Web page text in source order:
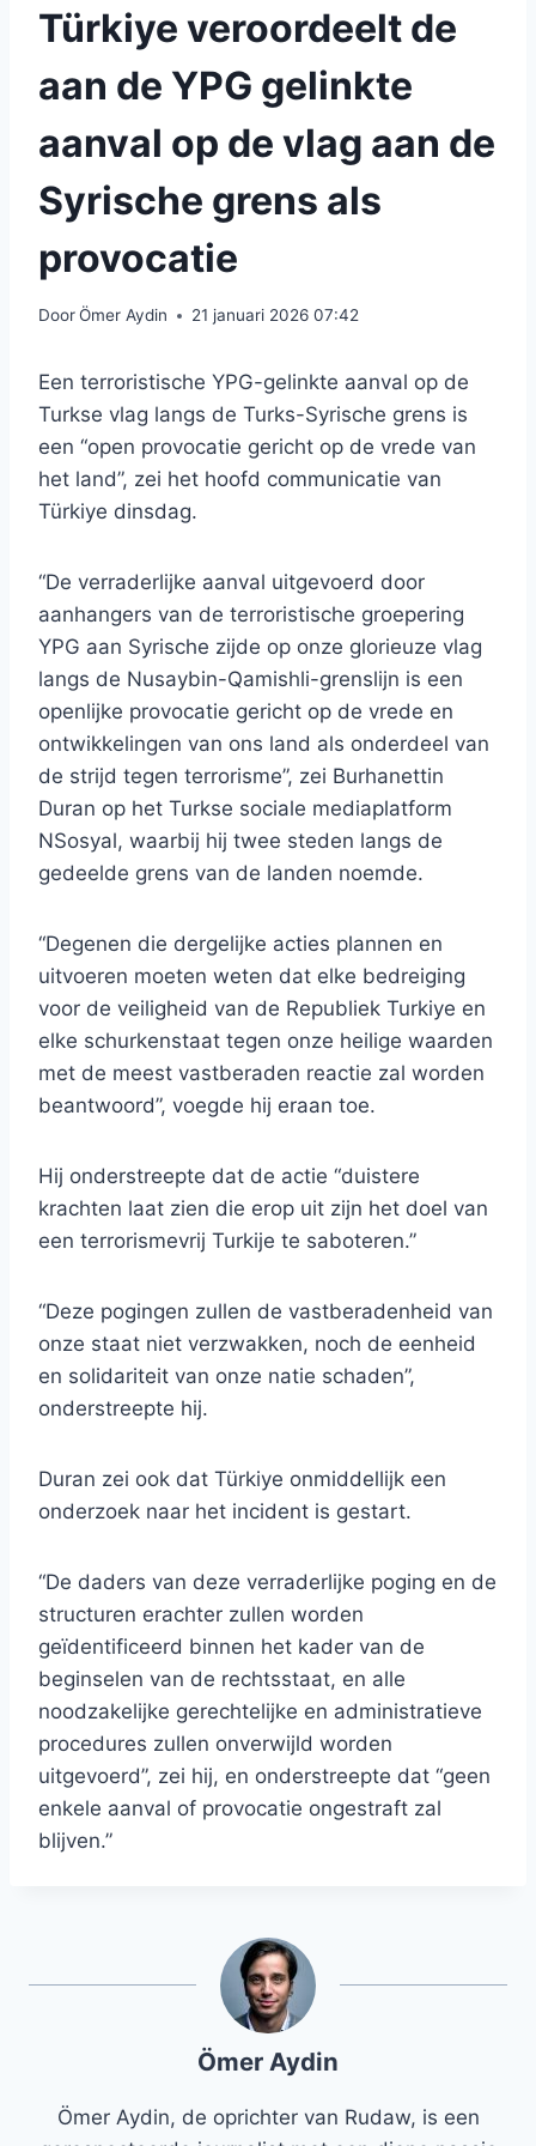
Türkiye veroordeelt de
aan de YPG gelinkte
aanval op de vlag aan de
Syrische grens als
provocatie
DoorÖmer Aydin 21 januari 2026 07:42
Een terroristische YPG-gelinkte aanval op de
Turkse vlag langs de Turks-Syrische grens is
een “open provocatie gericht op de vrede van
het land”, zei het hoofd communicatie van
Türkiye dinsdag.
“De verraderlijke aanval uitgevoerd door
aanhangers van de terroristische groepering
YPG aan Syrische zijde op onze glorieuze vlag
langs de Nusaybin-Qamishli-grenslijn is een
openlijke provocatie gericht op de vrede en
ontwikkelingen van ons land als onderdeel van
de strijd tegen terrorisme”, zei Burhanettin
Duran op het Turkse sociale mediaplatform
NSosyal, waarbij hij twee steden langs de
gedeelde grens van de landen noemde.
“Degenen die dergelijke acties plannen en
uitvoeren moeten weten dat elke bedreiging
voor de veiligheid van de Republiek Turkiye en
elke schurkenstaat tegen onze heilige waarden
met de meest vastberaden reactie zal worden
beantwoord”, voegde hij eraan toe.
Hij onderstreepte dat de actie “duistere
krachten laat zien die erop uit zijn het doel van
een terrorismevrij Turkije te saboteren.”
“Deze pogingen zullen de vastberadenheid van
onze staat niet verzwakken, noch de eenheid
en solidariteit van onze natie schaden”,
onderstreepte hij.
Duran zei ook dat Türkiye onmiddellijk een
onderzoek naar het incident is gestart.
“De daders van deze verraderlijke poging en de
structuren erachter zullen worden
geïdentificeerd binnen het kader van de
beginselen van de rechtsstaat, en alle
noodzakelijke gerechtelijke en administratieve
procedures zullen onverwijld worden
uitgevoerd”, zei hij, en onderstreepte dat “geen
enkele aanval of provocatie ongestraft zal
blijven.”
Ömer Aydin
Ömer Aydin, de oprichter van Rudaw, is een